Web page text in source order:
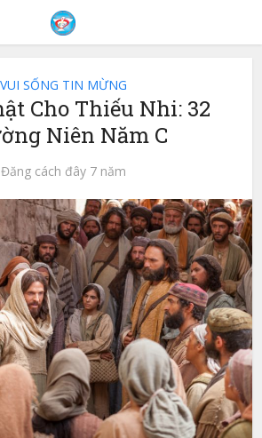
VUI SỐNG TIN MỪNG
Cho Thiếu Nhi: 32
Niên Năm C
Đăng cách đây 7 năm